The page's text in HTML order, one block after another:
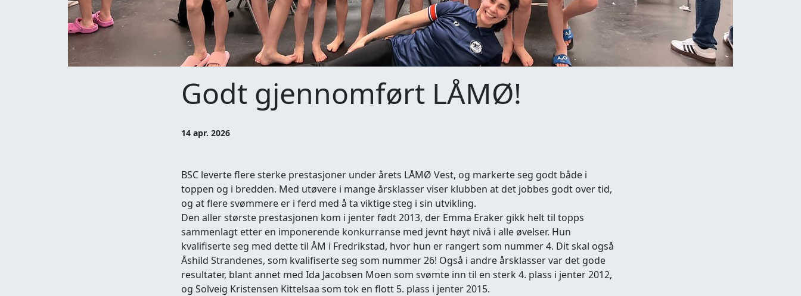
Godt gjennomført LÅMØ!
14 apr. 2026
BSC leverte flere sterke prestasjoner under årets LÅMØ Vest, og markerte seg godt både i
toppen og i bredden. Med utøvere i mange årsklasser viser klubben at det jobbes godt over tid,
og at flere svømmere er i ferd med å ta viktige steg i sin utvikling.
Den aller største prestasjonen kom i jenter født 2013, der Emma Eraker gikk helt til topps
sammenlagt etter en imponerende konkurranse med jevnt høyt nivå i alle øvelser. Hun
kvalifiserte seg med dette til ÅM i Fredrikstad, hvor hun er rangert som nummer 4. Dit skal også
Åshild Strandenes, som kvalifiserte seg som nummer 26! Også i andre årsklasser var det gode
resultater, blant annet med Ida Jacobsen Moen som svømte inn til en sterk 4. plass i jenter 2012,
og Solveig Kristensen Kittelsaa som tok en flott 5. plass i jenter 2015.